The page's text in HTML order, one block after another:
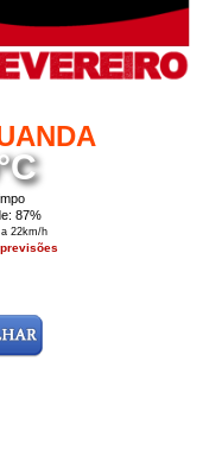
87%
22km/h